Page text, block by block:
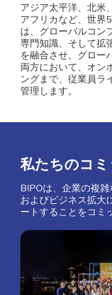
アジア太平洋、北米
アフリカなど、世界
は、グローバルコン
専門知識、そして拡
を融合させ、グロー
両方において、オン
ングまで、従業員ラ
管理します。
私たちのコ
BIPOは、企業の複雑
およびビジネス拡大
ートすることをコミ